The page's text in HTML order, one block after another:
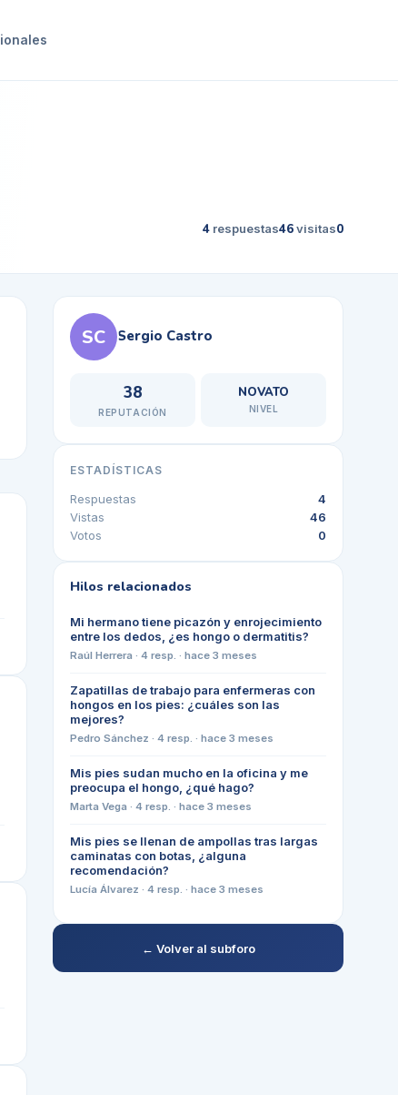
4 respuestas46visitas0
SC Sergio Castro
38
REPUTACIÓN
NOVATO
NIVEL
ESTADÍSTICAS
Respuestas
4
Vistas
46
Votos
0
Hilos relacionados
Mi hermano tiene picazón y enrojecimiento
entre los dedos, ¿es hongo o dermatitis?
Raúl Herrera · 4 resp. · hace 3 meses
Zapatillas de trabajo para enfermeras con
hongos en los pies: ¿cuáles son las
mejores?
Pedro Sánchez · 4 resp. · hace 3 meses
Mis pies sudan mucho en la oficina y me
preocupa el hongo, ¿qué hago?
Marta Vega · 4 resp. · hace 3 meses
Mis pies se llenan de ampollas tras largas
caminatas con botas, ¿alguna
recomendación?
Lucía Álvarez · 4 resp. · hace 3 meses
← Volver al subforo